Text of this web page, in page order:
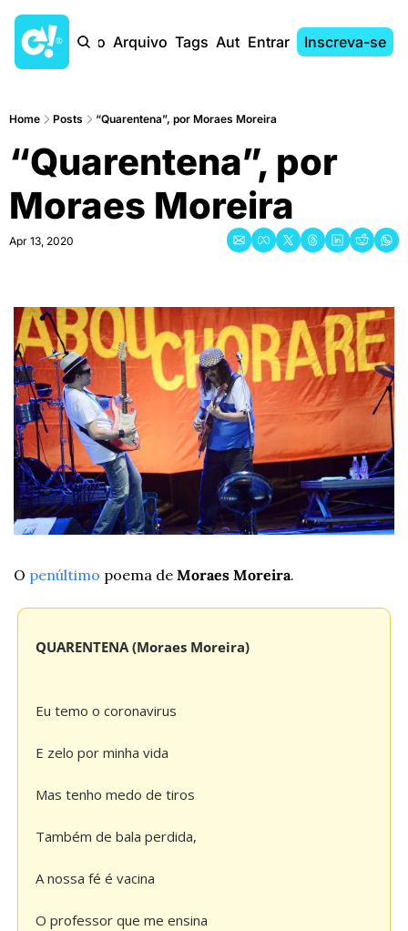
Início Arquivo Tags AutoresEntrar Inscreva-se
Home Posts “Quarentena”, por Moraes Moreira
“Quarentena”, por
Moraes Moreira
Apr 13, 2020
O penúltimo poema de Moraes Moreira.
QUARENTENA (Moraes Moreira)
Eu temo o coronavirus
E zelo por minha vida
Mas tenho medo de tiros
Também de bala perdida,
A nossa fé é vacina
O professor que me ensina